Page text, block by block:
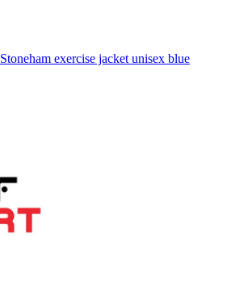
Stoneham exercise jacket unisex blue